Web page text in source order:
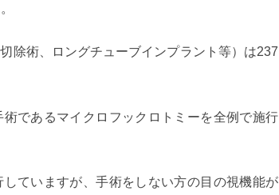
除術、ロングチューブインプラント等）は237
であるマイクロフックロトミーを全例で施行
ていますが、手術をしない方の目の視機能が